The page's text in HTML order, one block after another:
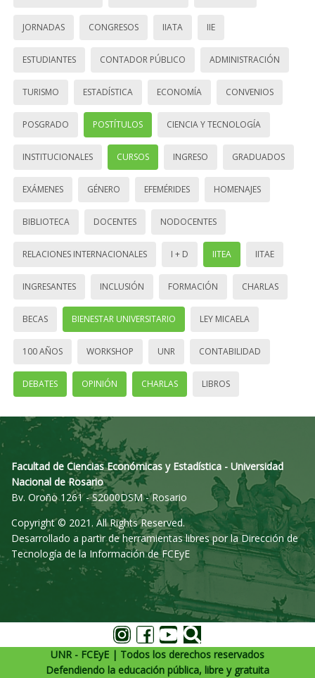
JORNADAS CONGRESOS IIATA IIE
ESTUDIANTES CONTADOR PÚBLICO ADMINISTRACIÓN
TURISMO ESTADÍSTICA ECONOMÍA CONVENIOS
POSGRADO POSTÍTULOS CIENCIA Y TECNOLOGÍA
INSTITUCIONALES CURSOS INGRESO GRADUADOS
EXÁMENES GÉNERO EFEMÉRIDES HOMENAJES
BIBLIOTECA DOCENTES NODOCENTES
RELACIONES INTERNACIONALES I + D IITEA IITAE
INGRESANTES INCLUSIÓN FORMACIÓN CHARLAS
BECAS BIENESTAR UNIVERSITARIO LEY MICAELA
100 AÑOS WORKSHOP UNR CONTABILIDAD
DEBATES OPINIÓN CHARLAS LIBROS
Facultad de Ciencias Económicas y Estadística - Universidad
Nacional de Rosario
Bv. Oroño 1261 - S2000DSM - Rosario
Copyright © 2021. All Rights Reserved.
Desarrollado a partir de herramientas libres por la Dirección de
Tecnología de la Información de FCEyE
UNR - FCEyE | Todos los derechos reservados
Defendiendo la educación pública, libre y gratuita